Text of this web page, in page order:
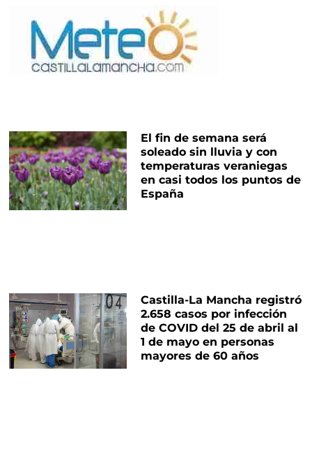
El fin de semana será
soleado sin lluvia y con
temperaturas veraniegas
en casi todos los puntos de
España
Castilla-La Mancha registró
2.658 casos por infección
de COVID del 25 de abril al
1 de mayo en personas
mayores de 60 años